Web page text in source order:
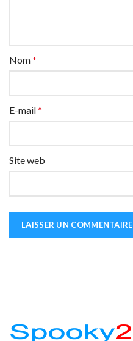
Nom*
E-mail*
Site web